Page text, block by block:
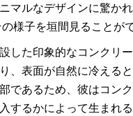
マルなデザインに驚か
様子を垣間見ることが
した印象的なコンクリ
、表面が自然に冷える
であるため、彼はコン
するかによって生まれ